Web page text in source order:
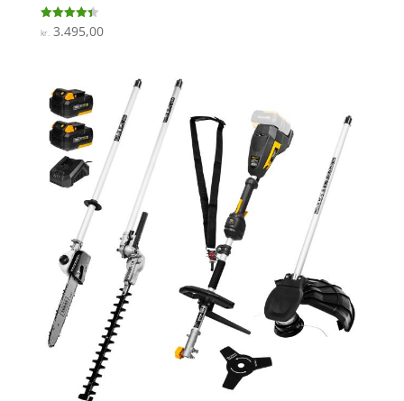
Vurderet
4.4
kr.3.495,00